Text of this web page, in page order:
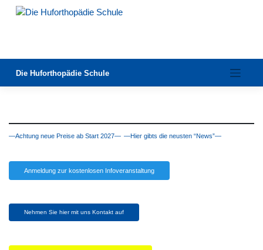
Die Huforthopädie Schule
—Achtung neue Preise ab Start 2027— —Hier gibts die neusten “News”—
Anmeldung zur kostenlosen Infoveranstaltung
Nehmen Sie hier mit uns Kontakt auf